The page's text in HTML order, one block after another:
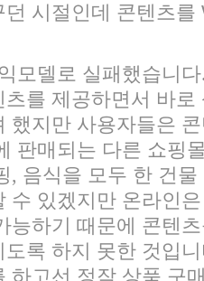
시절인데 콘텐츠
모델로 실패했습니
를 제공하면서 바
했지만 사용자들은
판매되는 다른 쇼핑
, 음식을 모두 한 건
수 있겠지만 온라인
능하기 때문에 콘텐
록 하지 못한 것입